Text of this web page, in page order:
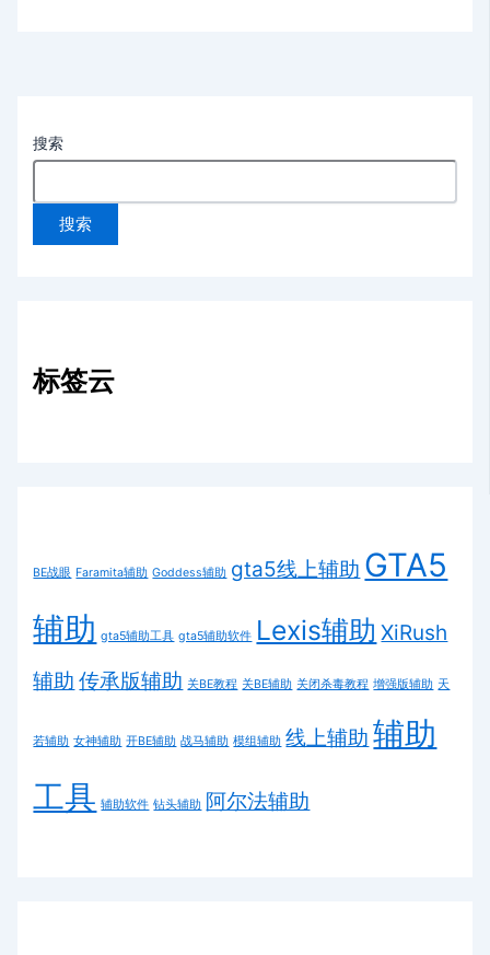
搜索
搜索
标签云
BE战眼 Faramita辅助 Goddess辅助 gta5线上辅助 GTA5
辅助 gta5辅助工具 gta5辅助软件 Lexis辅助 XiRush
辅助 传承版辅助 关BE教程 关BE辅助 关闭杀毒教程 增强版辅助 天
若辅助 女神辅助 开BE辅助 战马辅助 模组辅助 线上辅助 辅助
工具 辅助软件 钻头辅助 阿尔法辅助